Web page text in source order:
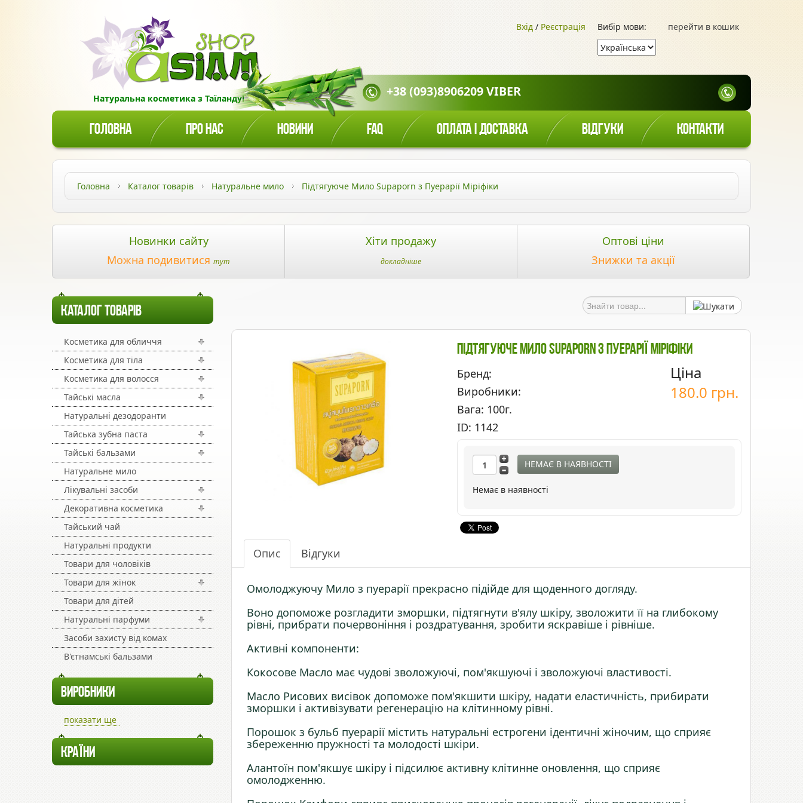
Натуральна косметика з Таїланду!
перейти в кошик
Вибір мови:
Вхід / Реєстрація
+38 (093)8906209 VIBER
ГОЛОВНА ПРО НАС НОВИНИ FAQ ОПЛАТА І ДОСТАВКА ВІДГУКИ КОНТАКТИ
Головна Каталог товарів Натуральне мило Підтягуюче Мило Supaporn з Пуерарії Міріфіки
Новинки сайту
Можна подивитися тут
Хіти продажу
докладніше
Оптові ціни
Знижки та акції
КАТАЛОГ ТОВАРІВ
Косметика для обличчя
Косметика для тіла
Косметика для волосся
Тайські масла
Натуральні дезодоранти
Тайська зубна паста
Тайські бальзами
Натуральне мило
Лікувальні засоби
Декоративна косметика
Тайський чай
Натуральні продукти
Товари для чоловіків
Товари для жінок
Товари для дітей
Натуральні парфуми
Засоби захисту від комах
В'єтнамські бальзами
ВИРОБНИКИ
показати ще
КРАЇНИ
Підтягуюче Мило Supaporn З Пуерарії Міріфіки
Бренд:
Виробники:
Вага: 100г.
ID: 1142
Ціна
180.0 грн.
НЕМАЄ В НАЯВНОСТІ
Немає в наявності
Опис Відгуки
Омолоджуючу Мило з пуерарії прекрасно підійде для щоденного догляду.
Воно допоможе розгладити зморшки, підтягнути в'ялу шкіру, зволожити її на глибокому
рівні, прибрати почервоніння і роздратування, зробити яскравіше і рівніше.
Активні компоненти:
Кокосове Масло має чудові зволожуючі, пом'якшуючі і зволожуючі властивості.
Масло Рисових висівок допоможе пом'якшити шкіру, надати еластичність, прибирати
зморшки і активізувати регенерацію на клітинному рівні.
Порошок з бульб пуерарії містить натуральні естрогени ідентичні жіночим, що сприяє
збереженню пружності та молодості шкіри.
Алантоїн пом'якшує шкіру і підсилює активну клітинне оновлення, що сприяє
омолодженню.